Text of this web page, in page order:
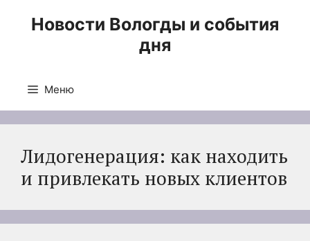
Новости Вологды и события
дня
Меню
Лидогенерация: как находить
и привлекать новых клиентов